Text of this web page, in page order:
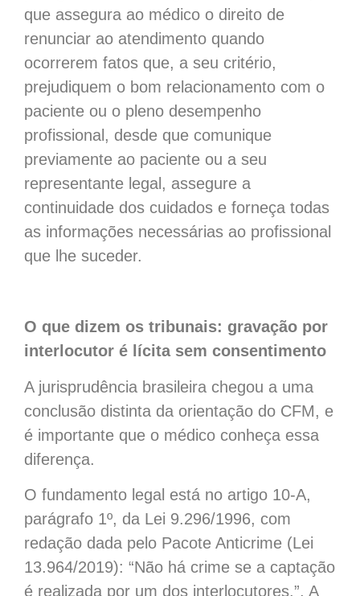
que assegura ao médico o direito de
renunciar ao atendimento quando
ocorrerem fatos que, a seu critério,
prejudiquem o bom relacionamento com o
paciente ou o pleno desempenho
profissional, desde que comunique
previamente ao paciente ou a seu
representante legal, assegure a
continuidade dos cuidados e forneça todas
as informações necessárias ao profissional
que lhe suceder.
O que dizem os tribunais: gravação por
interlocutor é lícita sem consentimento
A jurisprudência brasileira chegou a uma
conclusão distinta da orientação do CFM, e
é importante que o médico conheça essa
diferença.
O fundamento legal está no artigo 10-A,
parágrafo 1º, da Lei 9.296/1996, com
redação dada pelo Pacote Anticrime (Lei
13.964/2019): “Não há crime se a captação
é realizada por um dos interlocutores.”. A